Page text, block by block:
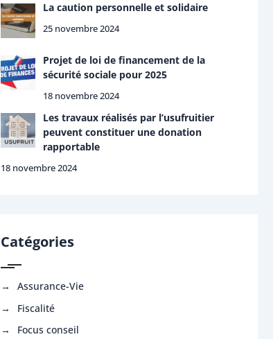
La caution personnelle et solidaire
25 novembre 2024
Projet de loi de financement de la
sécurité sociale pour 2025
18 novembre 2024
Les travaux réalisés par l’usufruitier
peuvent constituer une donation
rapportable
18 novembre 2024
Catégories
Assurance-Vie
Fiscalité
Focus conseil